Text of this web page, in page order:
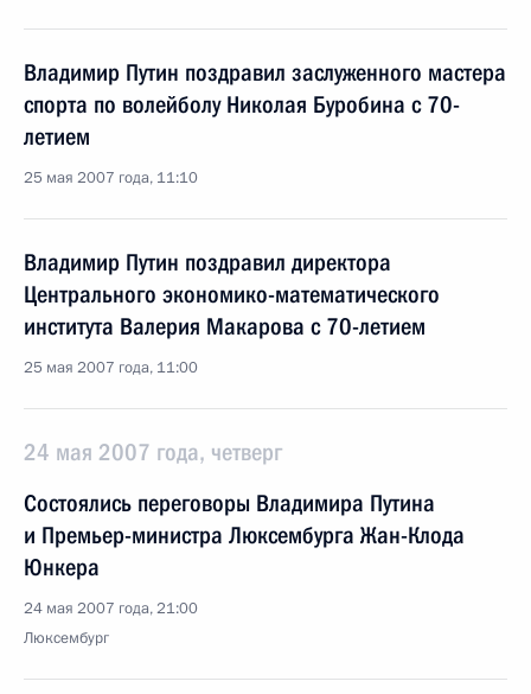
Владимир Путин поздравил заслуженного мастера
спорта по волейболу Николая Буробина с 70-
летием
25 мая 2007 года, 11:10
Владимир Путин поздравил директора
Центрального экономико-математического
института Валерия Макарова с 70-летием
25 мая 2007 года, 11:00
24 мая 2007 года, четверг
Состоялись переговоры Владимира Путина
и Премьер-министра Люксембурга Жан-Клода
Юнкера
24 мая 2007 года, 21:00
Люксембург